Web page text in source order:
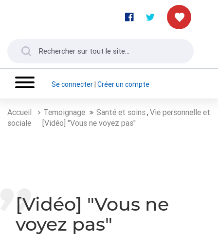
Se connecter| Créer un compte
Accueil Temoignage Santé et soins, Vie personnelle et
sociale
[Vidéo] "Vous ne voyez pas"
[Vidéo] "Vous ne
voyez pas"